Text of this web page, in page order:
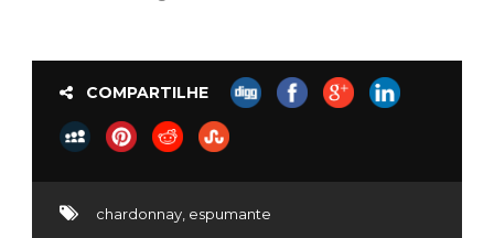
COMPARTILHE
chardonnay espumante